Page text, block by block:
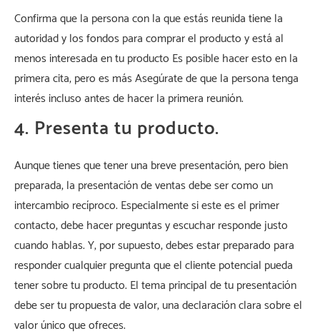
Confirma que la persona con la que estás reunida tiene la
autoridad y los fondos para comprar el producto y está al
menos interesada en tu producto Es posible hacer esto en la
primera cita, pero es más Asegúrate de que la persona tenga
interés incluso antes de hacer la primera reunión.
4. Presenta tu producto.
Aunque tienes que tener una breve presentación, pero bien
preparada, la presentación de ventas debe ser como un
intercambio recíproco. Especialmente si este es el primer
contacto, debe hacer preguntas y escuchar responde justo
cuando hablas. Y, por supuesto, debes estar preparado para
responder cualquier pregunta que el cliente potencial pueda
tener sobre tu producto. El tema principal de tu presentación
debe ser tu propuesta de valor, una declaración clara sobre el
valor único que ofreces.